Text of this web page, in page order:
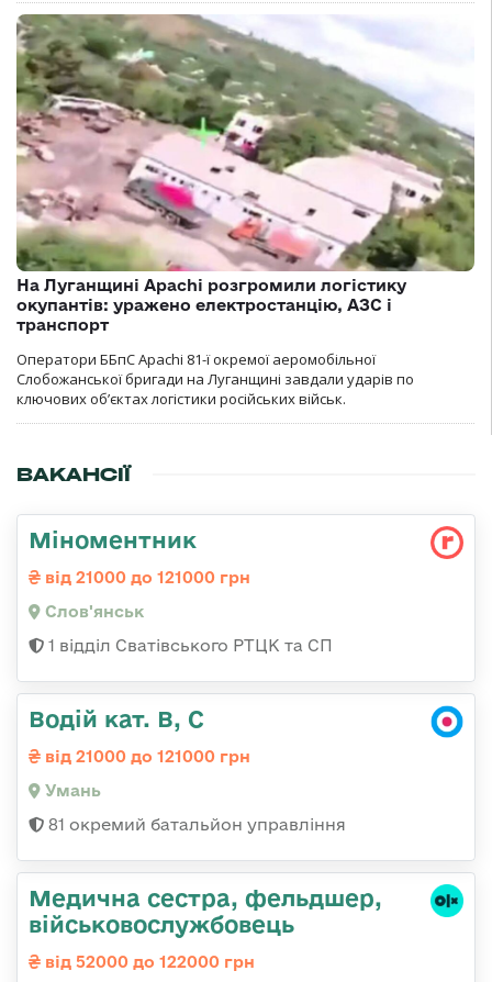
На Луганщині Apachi розгромили логістику
окупантів: уражено електростанцію, АЗС і
транспорт
Оператори ББпС Apachi 81-ї окремої аеромобільної
Слобожанської бригади на Луганщині завдали ударів по
ключових об’єктах логістики російських військ.
ВАКАНСІЇ
Міноментник
від 21000 до 121000 грн
Слов'янськ
1 відділ Сватівського РТЦК та СП
Водій кат. В, С
від 21000 до 121000 грн
Умань
81 окремий батальйон управління
Медична сестра, фельдшер,
військовослужбовець
від 52000 до 122000 грн